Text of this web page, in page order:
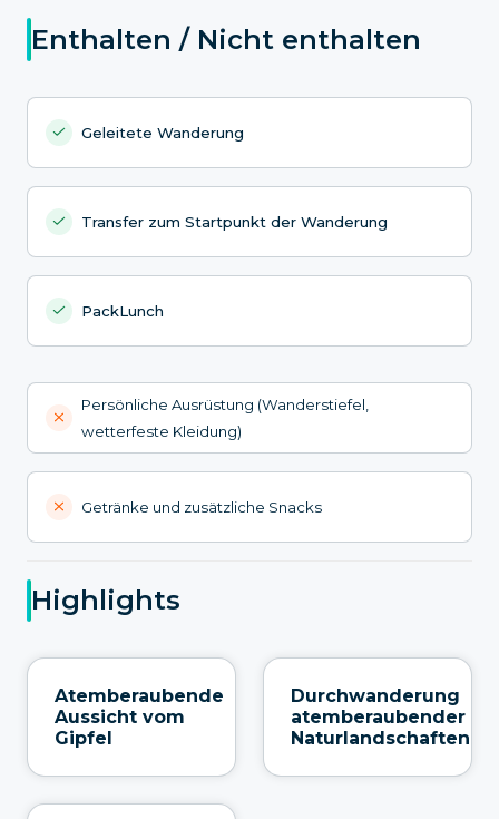
Enthalten / Nicht enthalten
Geleitete Wanderung
Transfer zum Startpunkt der Wanderung
PackLunch
Persönliche Ausrüstung (Wanderstiefel,
wetterfeste Kleidung)
Getränke und zusätzliche Snacks
Highlights
Atemberaubende
Aussicht vom
Gipfel
Durchwanderung
atemberaubender
Naturlandschaften